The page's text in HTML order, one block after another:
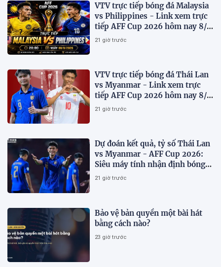
VTV trực tiếp bóng đá Malaysia
vs Philippines - Link xem trực
tiếp AFF Cup 2026 hôm nay 8/8
trên VTV7
21 giờ trước
VTV trực tiếp bóng đá Thái Lan
vs Myanmar - Link xem trực
tiếp AFF Cup 2026 hôm nay 8/8
trên VTV6
21 giờ trước
Dự đoán kết quả, tỷ số Thái Lan
vs Myanmar - AFF Cup 2026:
Siêu máy tính nhận định bóng
đá hôm nay 8/8
21 giờ trước
Bảo vệ bản quyền một bài hát
bằng cách nào?
23 giờ trước